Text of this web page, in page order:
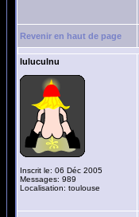
Revenir en haut de page
luluculnu
Inscrit le: 06 Déc 2005
Messages: 989
Localisation: toulouse